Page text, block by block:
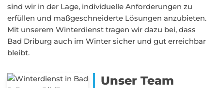
sind wir in der Lage, individuelle Anforderungen zu
erfüllen und maßgeschneiderte Lösungen anzubieten.
Mit unserem Winterdienst tragen wir dazu bei, dass
Bad Driburg auch im Winter sicher und gut erreichbar
bleibt.
Unser Team